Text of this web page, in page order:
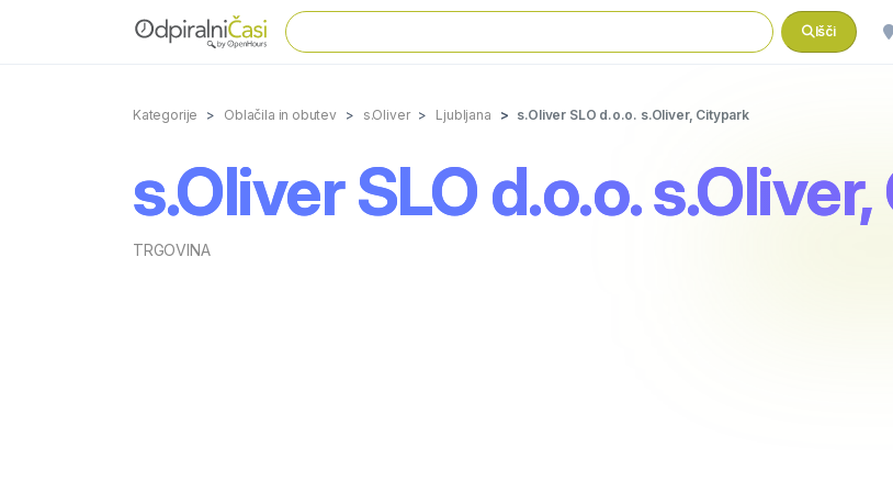
Išči
Kategorije Oblačila in obutev s.Oliver Ljubljana s.Oliver SLO d.o.o. s.Oliver, Citypark
s.Oliver SLO d.o.o.
TRGOVINA